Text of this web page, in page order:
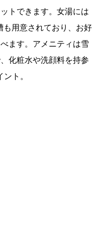
トできます。女湯には
も用意されており、お好
ます。アメニティは雪
化粧水や洗顔料を持参
ト。